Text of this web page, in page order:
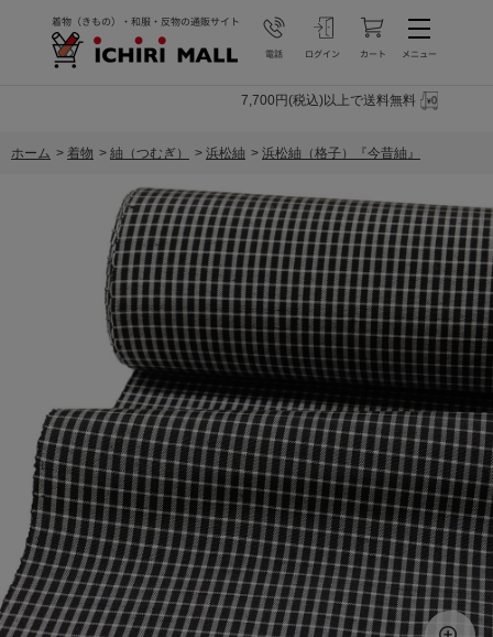
7,700円(税込)以上で送料無料
ホーム > 着物 > 紬（つむぎ） > 浜松紬 > 浜松紬（格子）『今昔紬』